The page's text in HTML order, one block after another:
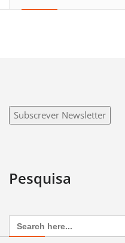
Subscrever Newsletter
Pesquisa
Search
for: